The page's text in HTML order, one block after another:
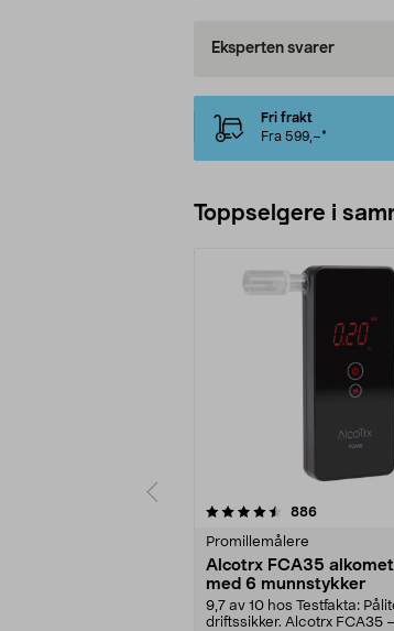
Eksperten svarer
Fri frakt
Fra 599,–*
Toppselgere i
886anmeldelser
Promillemålere
Alcotrx FCA35
med 6 munnstykker
9,7 av 10 hos Testfakta:
driftssikker. Alcotrx FCA35 –
4.0 av 5 stjerner